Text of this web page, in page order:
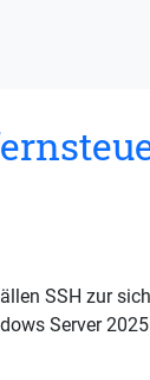
SSH zur
Server